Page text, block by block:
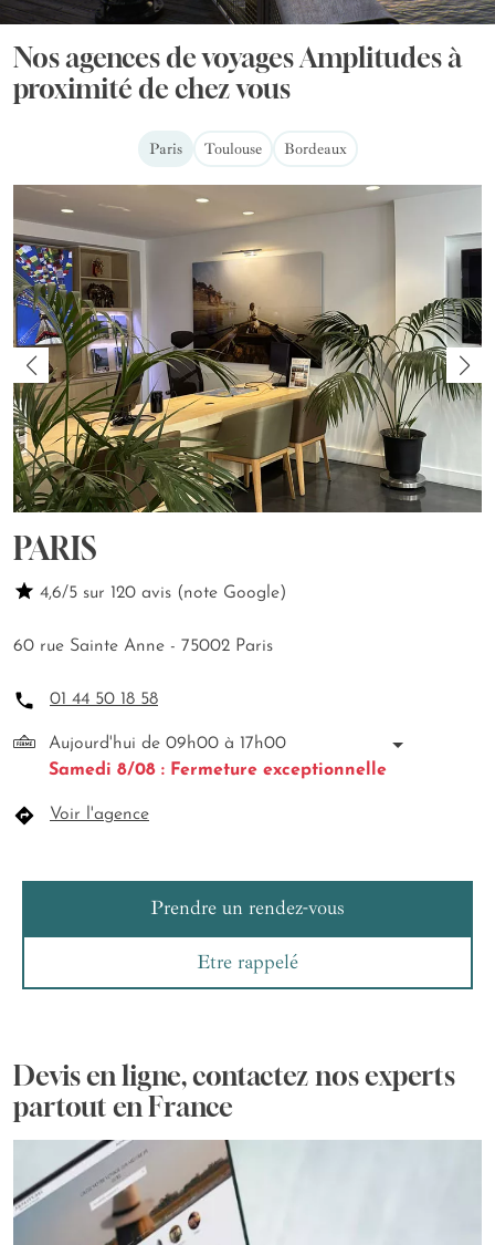
Nos agences de voyages Amplitudes à
proximité de chez vous
Paris Toulouse Bordeaux
PARIS
4,6/5 sur 120 avis (note Google)
60 rue Sainte Anne - 75002 Paris
01 44 50 18 58
Aujourd'hui de 09h00 à 17h00
Samedi 8/08 : Fermeture exceptionnelle
Voir l'agence
Prendre un rendez-vous
Etre rappelé
Devis en ligne, contactez nos experts
partout en France